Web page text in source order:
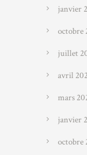
janvier
octobre
juillet
avril
mars
janvier
octobre